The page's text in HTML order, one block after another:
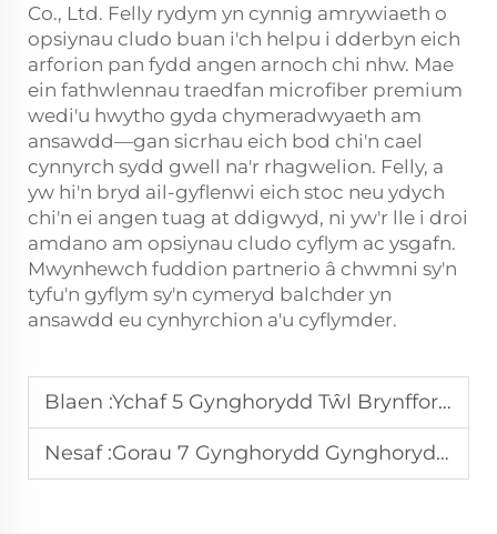
Co., Ltd. Felly rydym yn cynnig amrywiaeth o
opsiynau cludo buan i'ch helpu i dderbyn eich
arforion pan fydd angen arnoch chi nhw. Mae
ein fathwlennau traedfan microfiber premium
wedi'u hwytho gyda chymeradwyaeth am
ansawdd—gan sicrhau eich bod chi'n cael
cynnyrch sydd gwell na'r rhagwelion. Felly, a
yw hi'n bryd ail-gyflenwi eich stoc neu ydych
chi'n ei angen tuag at ddigwyd, ni yw'r lle i droi
amdano am opsiynau cludo cyflym ac ysgafn.
Mwynhewch fuddion partnerio â chwmni sy'n
tyfu'n gyflym sy'n cymeryd balchder yn
ansawdd eu cynhyrchion a'u cyflymder.
Blaen :Ychaf 5 Gynghorydd Tŵl Brynffordd Coton yn Ffinlandwya
Nesaf :Gorau 7 Gynghorydd Gynghorydd Tŵl Golff yn Danmark